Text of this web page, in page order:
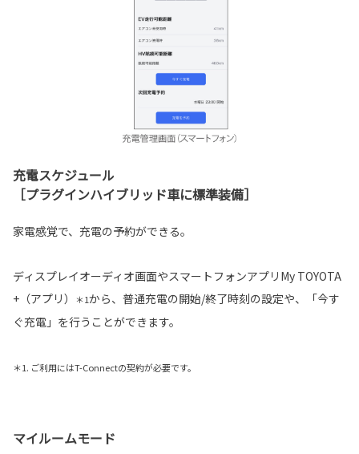
充電スケジュール
［プラグインハイブリッド車に標準装備］
家電感覚で、充電の予約ができる。
ディスプレイオーディオ画面やスマートフォンアプリMy TOYOTA
+（アプリ）
＊1から、普通充電の開始/終了時刻の設定や、「今す
ぐ充電」を行うことができます。
＊1. ご利用にはT-Connectの契約が必要です。
マイルームモード